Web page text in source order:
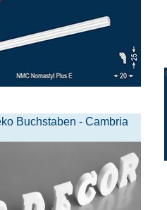
Buchstaben - Cambria